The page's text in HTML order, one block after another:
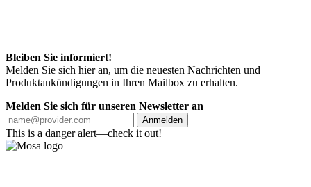
Bleiben Sie informiert!
Melden Sie sich hier an, um die neuesten Nachrichten und
Produktankündigungen in Ihren Mailbox zu erhalten.
Melden Sie sich für unseren Newsletter an
Anmelden
This is a danger alert—check it out!